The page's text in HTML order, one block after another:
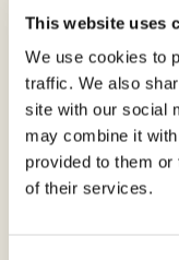
This website uses
We use cookies to
traffic. We also
site with our social
may combine it
provided to them
of their services.